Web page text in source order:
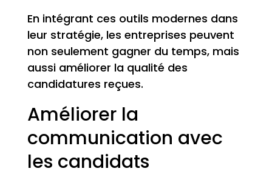
En intégrant ces outils modernes dans
leur stratégie, les entreprises peuvent
non seulement gagner du temps, mais
aussi améliorer la qualité des
candidatures reçues.
Améliorer la
communication avec
les candidats